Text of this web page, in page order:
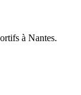
à Nantes.